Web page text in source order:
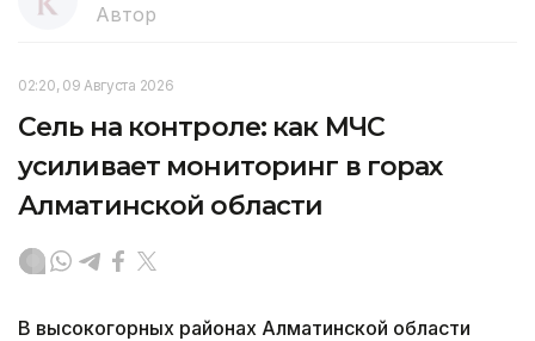
Автор
02:20, 09 Августа 2026
Сель на контроле: как МЧС
усиливает мониторинг в горах
Алматинской области
В высокогорных районах Алматинской области